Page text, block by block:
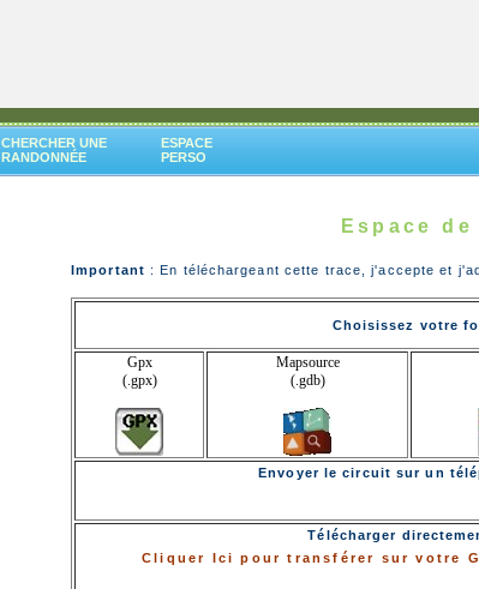
CHERCHER UNE
RANDONNÉE
ESPACE
PERSO
Espace
Important : En téléchargeant cette trace, j'accepte et
Choisissez votre
Gpx
(.gpx)
Mapsource
(.gdb)
Envoyer le circuit sur un
Télécharger
Cliquer Ici pour transférer sur votre